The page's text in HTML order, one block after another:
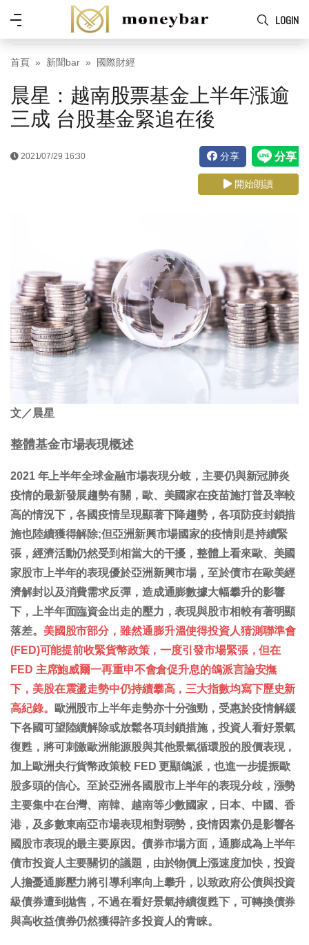
Skip to main content
LOGIN
功
能
表
首頁 新聞bar 國際財經
晨星：越南股票基金上半年漲逾
三成 台股基金緊追在後
2021/07/29 16:30 分享
開始朗讀
文／晨星
整體基金市場表現概述
2021 年上半年全球金融市場表現分岐，主要仍與新冠肺炎
疫情的最新發展趨勢有關，歐、美國家在疫苗施打普及率較
高的情況下，各國疫情呈現顯著下降趨勢，各項防疫封鎖措
施也陸續獲得解除;但亞洲新興市場國家的疫情則是持續緊
張，經濟活動仍然受到相當大的干擾，整體上看來歐、美國
家股市上半年的表現優於亞洲新興市場，至於債市在歐美經
濟解封以及消費需求反彈，造成通膨數據大幅攀升的影響
下，上半年面臨資金出走的壓力，表現與股市相較有著明顯
落差。 美國股市部分，雖然通膨升溫使得投資人猜測聯準會
(FED)可能提前收緊貨幣政策，一度引發市場緊張，但在
FED 主席鮑威爾一再重申不會倉促升息的鴿派言論安撫
下，美股在震盪走勢中仍持續攀高，三大指數均寫下歷史新
高紀錄。
歐洲股市上半年走勢亦十分強勁，受惠於疫情解緩
下各國可望陸續解除或放鬆各項封鎖措施，投資人看好景氣
復甦，將可刺激歐洲能源股與其他景氣循環股的股價表現，
加上歐洲央行貨幣政策較 FED 更顯鴿派，也進一步提振歐
股多頭的信心。至於亞洲各國股市上半年的表現分歧，漲勢
主要集中在台灣、南韓、越南等少數國家，日本、中國、香
港，及多數東南亞市場表現相對弱勢，疫情因素仍是影響各
國股市表現的最主要原因。債券市場方面，通膨成為上半年
債市投資人主要關切的議題，由於物價上漲速度加快，投資
人擔憂通膨壓力將引導利率向上攀升，以致政府公債與投資
級債券遭到拋售，不過在看好景氣持續復甦下，可轉換債券
與高收益債券仍然獲得許多投資人的青睞。